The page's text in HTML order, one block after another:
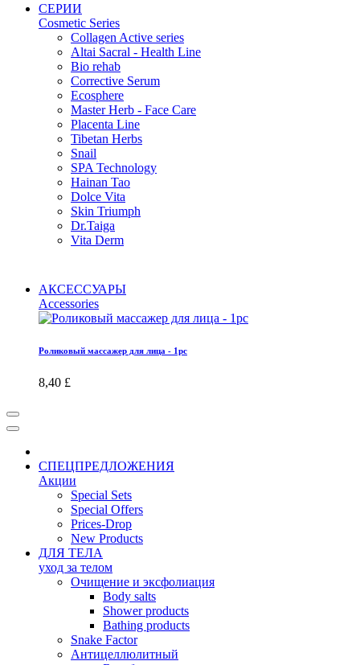
СЕРИИ
Cosmetic Series
Collagen Active series
Altai Sacral - Health Line
Bio rehab
Corrective Serum
Ecosphere
Master Herb - Face Care
Placenta Line
Tibetan Herbs
Snail
SPA Technology
Hainan Tao
Dolce Vita
Skin Triumph
Dr.Taiga
Vita Derm
АКСЕССУАРЫ
Accessories
Роликовый массажер для лица - 1pc
8,40 £
СПЕЦПРЕДЛОЖЕНИЯ
Акции
Special Sets
Special Offers
Prices-Drop
New Products
ДЛЯ ТЕЛА
уход за телом
Oчищение и эксфолиация
Body salts
Shower products
Bathing products
Snake Factor
Антицеллюлитный